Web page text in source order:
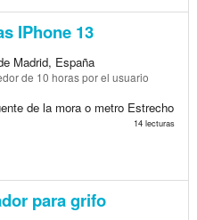
IPhone 13
Madrid, España
de 10 horaspor el usuario
de la mora o metro Estrecho
14 lecturas
para grifo